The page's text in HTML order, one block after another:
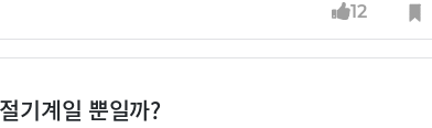
이야기를 들어보시죠.
12
기계일 뿐일까?